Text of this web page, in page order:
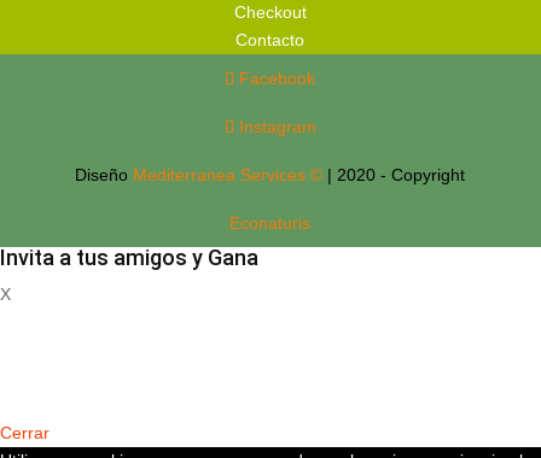
Checkout
Contacto
Facebook
Instagram
Diseño Mediterranea Services © | 2020 - Copyright
Econaturis
Invita a tus amigos y Gana
X
Cerrar